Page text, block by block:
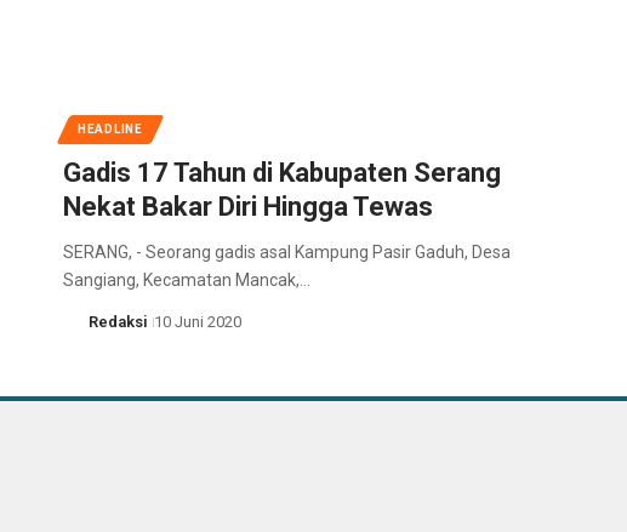
HEADLINE
Gadis 17 Tahun di Kabupaten Serang
Nekat Bakar Diri Hingga Tewas
SERANG, - Seorang gadis asal Kampung Pasir Gaduh, Desa
Sangiang, Kecamatan Mancak,…
Redaksi 10 Juni 2020